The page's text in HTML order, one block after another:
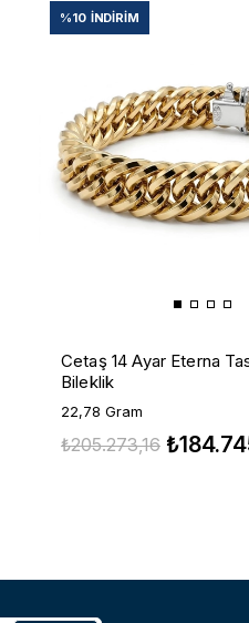
Cetaş 14 Ayar Eterna
Bileklik
22,78 Gram
₺205.273,16
%10 İNDIRIM